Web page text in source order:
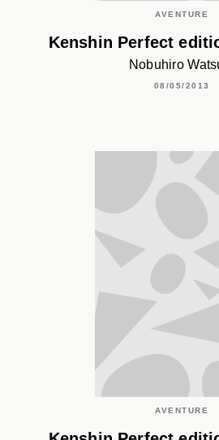
AVENTURE
Kenshin Perfect
Nobuhiro
08/05/2013
AVENTURE